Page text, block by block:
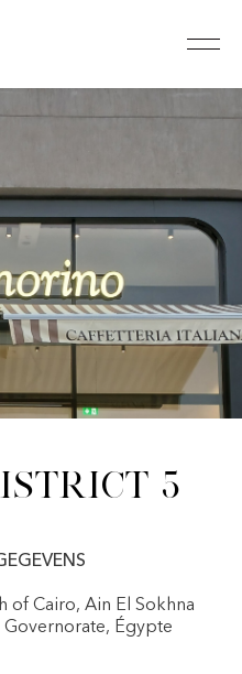
5
of Cairo, Ain El Sokhna
Governorate, Égypte